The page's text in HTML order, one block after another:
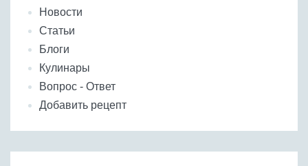
Новости
Статьи
Блоги
Кулинары
Вопрос - Ответ
Добавить рецепт